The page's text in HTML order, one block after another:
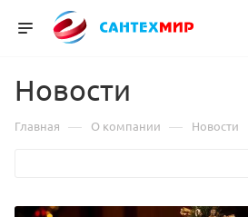
Новости
Главная — О компании — Новости